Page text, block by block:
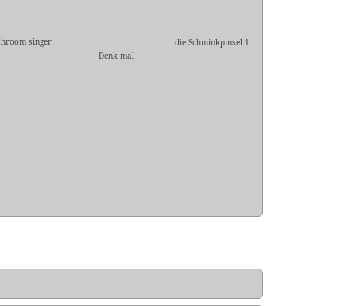
singer
Denk mal
die Schminkpinsel 1